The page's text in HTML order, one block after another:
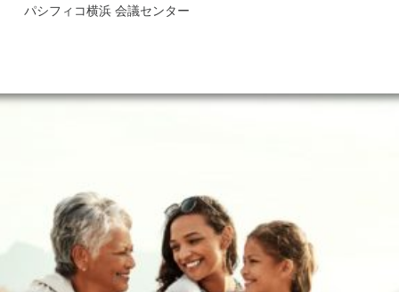
パシフィコ横浜 会議センター